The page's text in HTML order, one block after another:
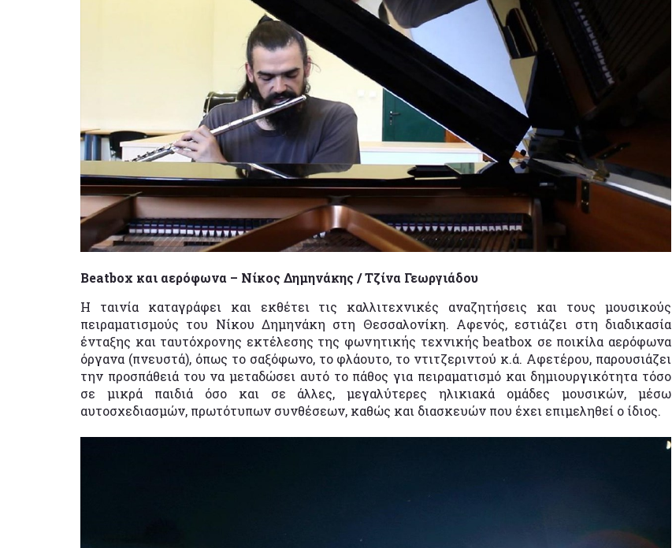
Βeatbox και αερόφωνα – Νίκος Δημηνάκης / Τζίνα Γεωργιάδου
Η ταινία καταγράφει και εκθέτει τις καλλιτεχνικές αναζητήσεις και τους μουσικούς
πειραματισμούς του Νίκου Δημηνάκη στη Θεσσαλονίκη. Αφενός, εστιάζει στη διαδικασία
ένταξης και ταυτόχρονης εκτέλεσης της φωνητικής τεχνικής beatbox σε ποικίλα αερόφωνα
όργανα (πνευστά), όπως το σαξόφωνο, το φλάουτο, το ντιτζεριντού κ.ά. Αφετέρου, παρουσιάζει
την προσπάθειά του να μεταδώσει αυτό το πάθος για πειραματισμό και δημιουργικότητα τόσο
σε μικρά παιδιά όσο και σε άλλες, μεγαλύτερες ηλικιακά ομάδες μουσικών, μέσω
αυτοσχεδιασμών, πρωτότυπων συνθέσεων, καθώς και διασκευών που έχει επιμεληθεί ο ίδιος.